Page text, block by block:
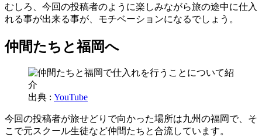
むしろ、今回の投稿者のように楽しみながら旅の途中に仕入
れる事が出来る事が、モチベーションになるでしょう。
仲間たちと福岡へ
出典 : YouTube
今回の投稿者が旅せどりで向かった場所は九州の福岡で、そ
こで元スクール生徒など仲間たちと合流しています。